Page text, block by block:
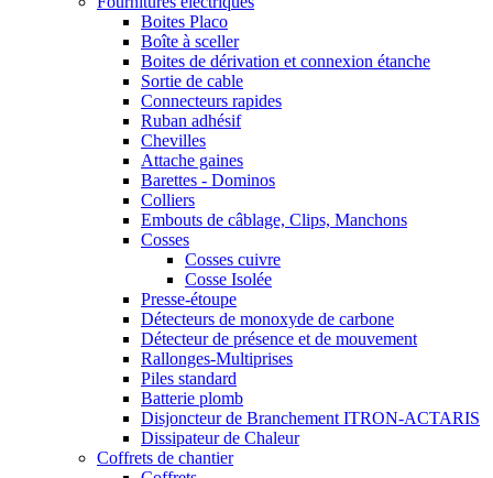
Boites Placo
Boîte à sceller
Boites de dérivation et connexion étanche
Sortie de cable
Connecteurs rapides
Ruban adhésif
Chevilles
Attache gaines
Barettes - Dominos
Colliers
Embouts de câblage, Clips, Manchons
Cosses
Cosses cuivre
Cosse Isolée
Presse-étoupe
Détecteurs de monoxyde de carbone
Détecteur de présence et de mouvement
Rallonges-Multiprises
Piles standard
Batterie plomb
Disjoncteur de Branchement ITRON-ACTARIS
Dissipateur de Chaleur
Coffrets de chantier